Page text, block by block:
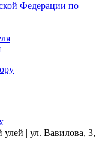
Федерации по
| ул. Вавилова, 3,